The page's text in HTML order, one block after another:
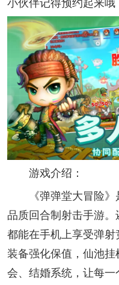
小伙伴记得预约起来哦
游戏介绍：
《弹弹堂大冒险》
品质回合制射击手游
都能在手机上享受弹射
装备强化保值，仙池
会、结婚系统，让每